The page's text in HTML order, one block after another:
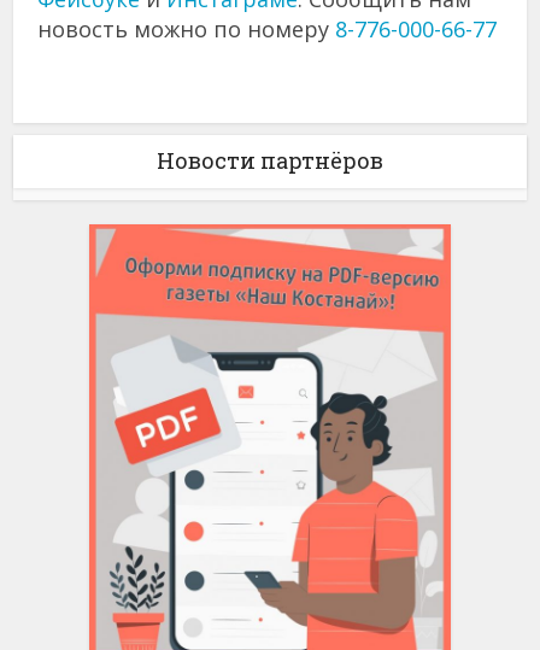
новость можно по номеру 8-776-000-66-77
Новости партнёров